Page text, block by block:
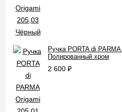
Ручка PORTA di
Полированный хром
2 600 ₽